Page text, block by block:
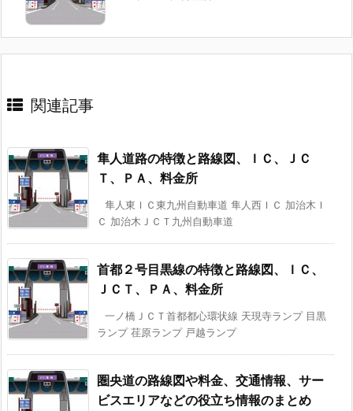
関連記事
隼人道路の特徴と路線図、ＩＣ、ＪＣ
Ｔ、ＰＡ、料金所
隼人東ＩＣ東九州自動車道 隼人西ＩＣ 加治木Ｉ
Ｃ 加治木ＪＣＴ九州自動車道
首都２号目黒線の特徴と路線図、ＩＣ、
ＪＣＴ、ＰＡ、料金所
一ノ橋ＪＣＴ首都都心環状線 天現寺ランプ 目黒
ランプ 荏原ランプ 戸越ランプ
圏央道の路線図や料金、交通情報、サー
ビスエリアなどの役立ち情報のまとめ